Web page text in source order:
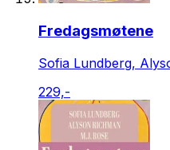
Fredagsmøtene
Sofia Lundberg,
229,-